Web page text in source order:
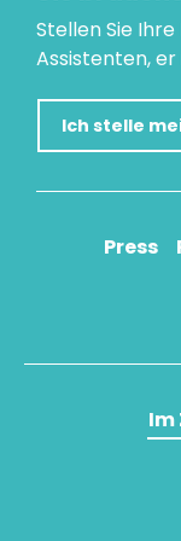
Stellen Sie
Assistenten,
Ich stelle
Press
Im